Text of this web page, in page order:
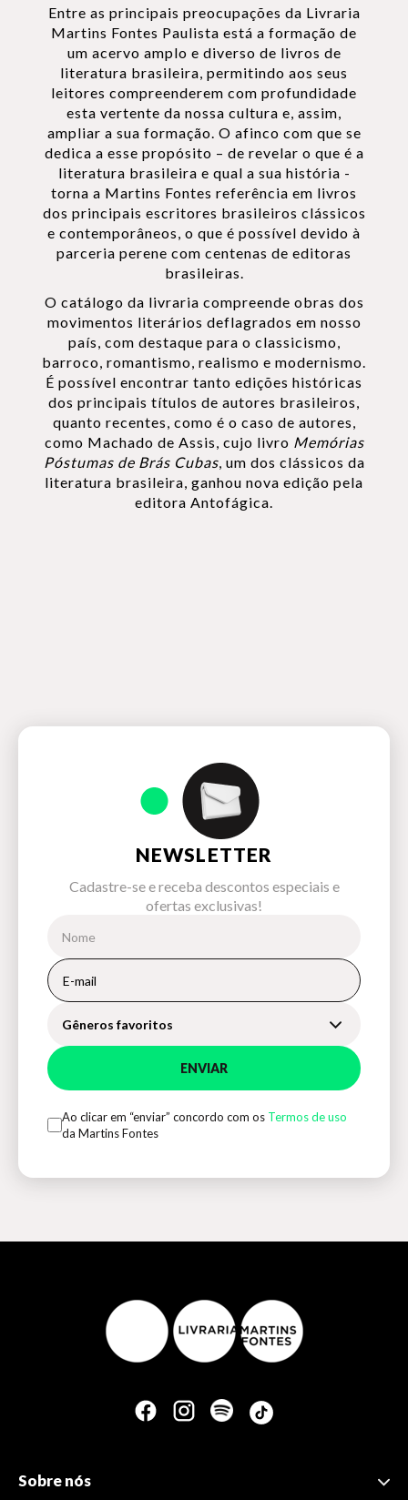
Entre as principais preocupações da Livraria
Martins Fontes Paulista está a formação de
um acervo amplo e diverso de livros de
literatura brasileira, permitindo aos seus
leitores compreenderem com profundidade
esta vertente da nossa cultura e, assim,
ampliar a sua formação. O afinco com que se
dedica a esse propósito – de revelar o que é a
literatura brasileira e qual a sua história -
torna a Martins Fontes referência em livros
dos principais escritores brasileiros clássicos
e contemporâneos, o que é possível devido à
parceria perene com centenas de editoras
brasileiras.
O catálogo da livraria compreende obras dos
movimentos literários deflagrados em nosso
país, com destaque para o classicismo,
barroco, romantismo, realismo e modernismo.
É possível encontrar tanto edições históricas
dos principais títulos de autores brasileiros,
quanto recentes, como é o caso de autores,
como Machado de Assis, cujo livro Memórias
Póstumas de Brás Cubas, um dos clássicos da
literatura brasileira, ganhou nova edição pela
editora Antofágica.
NEWSLETTER
Cadastre-se e receba descontos especiais e
ofertas exclusivas!
Gêneros favoritos
ENVIAR
Ao clicar em “enviar” concordo com os Termos de uso
da Martins Fontes
Sobre nós